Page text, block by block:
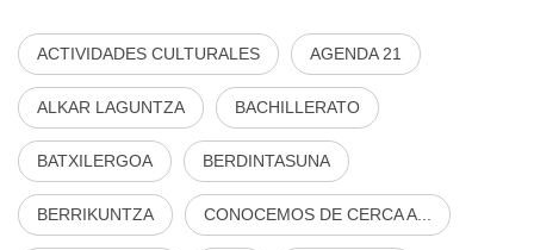
ACTIVIDADES CULTURALES AGENDA 21
ALKAR LAGUNTZA BACHILLERATO
BATXILERGOA BERDINTASUNA
BERRIKUNTZA CONOCEMOS DE CERCA A...